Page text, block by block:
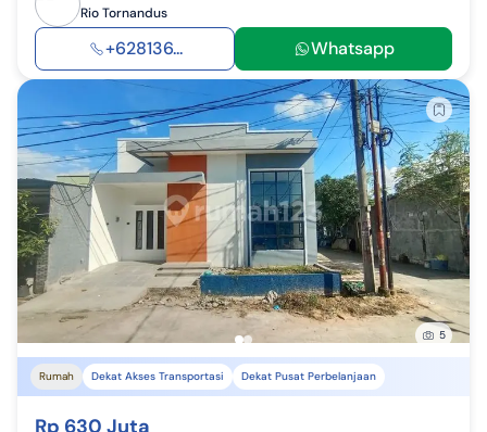
Rio Tornandus
+628136... Whatsapp
5
Rumah Dekat Akses Transportasi Dekat Pusat Perbelanjaan
Rp 630 Juta